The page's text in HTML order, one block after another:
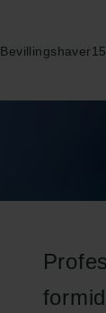
Bevillingshaver